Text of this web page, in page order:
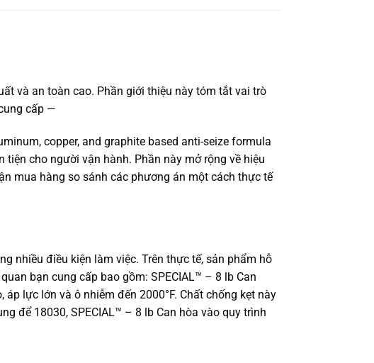
và an toàn cao. Phần giới thiệu này tóm tắt vai trò
cấp —
copper, and graphite based anti-seize formula
cho người vận hành. Phần này mở rộng về hiệu
mua hàng so sánh các phương án một cách thực tế
nhiều điều kiện làm việc. Trên thực tế, sản phẩm hỗ
bạn cung cấp bao gồm: SPECIAL™ – 8 lb Can
lực lớn và ô nhiễm đến 2000°F. Chất chống kẹt này
để 18030, SPECIAL™ – 8 lb Can hòa vào quy trình